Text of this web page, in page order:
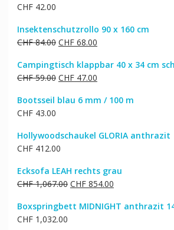
CHF42.00
Insektenschutzrollo 90 x 160 cm
CHF84.00 Ursprünglicher
war:
CHF 84.00
CHF68.00Aktueller
ist:
CHF 68.00.
Campingtisch klappbar 40 x 34 cm
CHF59.00 Ursprünglicher
war:
CHF47.00Aktueller
ist:
Bootsseil blau 6 mm / 100 m
CHF43.00
Hollywoodschaukel GLORIA anthrazit
CHF412.00
Ecksofa LEAH rechts grau
CHF1,067.00 Ursprünglicher
war:
CHF854.00Aktueller
ist:
Boxspringbett MIDNIGHT anthrazit
CHF1,032.00